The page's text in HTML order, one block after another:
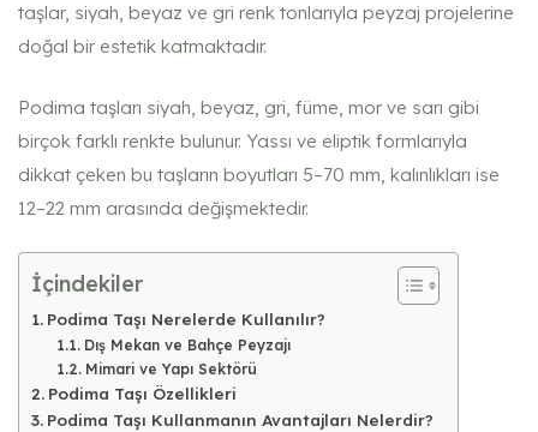
taşlar, siyah, beyaz ve gri renk tonlarıyla peyzaj projelerine
doğal bir estetik katmaktadır.
Podima taşları siyah, beyaz, gri, füme, mor ve sarı gibi
birçok farklı renkte bulunur. Yassı ve eliptik formlarıyla
dikkat çeken bu taşların boyutları 5–70 mm, kalınlıkları ise
12–22 mm arasında değişmektedir.
İçindekiler
Podima Taşı Nerelerde Kullanılır?
Dış Mekan ve Bahçe Peyzajı
Mimari ve Yapı Sektörü
Podima Taşı Özellikleri
Podima Taşı Kullanmanın Avantajları Nelerdir?